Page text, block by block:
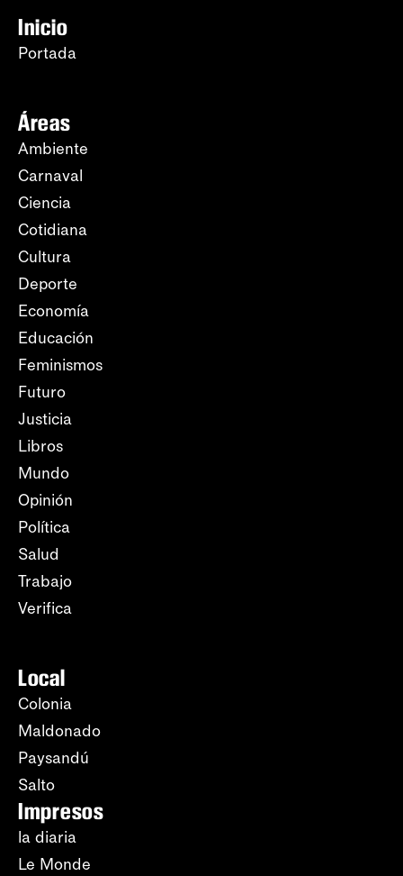
Inicio
Portada
Áreas
Ambiente
Carnaval
Ciencia
Cotidiana
Cultura
Deporte
Economía
Educación
Feminismos
Futuro
Justicia
Libros
Mundo
Opinión
Política
Salud
Trabajo
Verifica
Local
Colonia
Maldonado
Paysandú
Salto
Impresos
la diaria
Le Monde